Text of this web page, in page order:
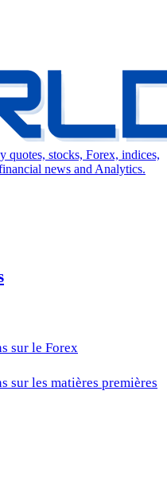
sur le Forex
sur les matières premières